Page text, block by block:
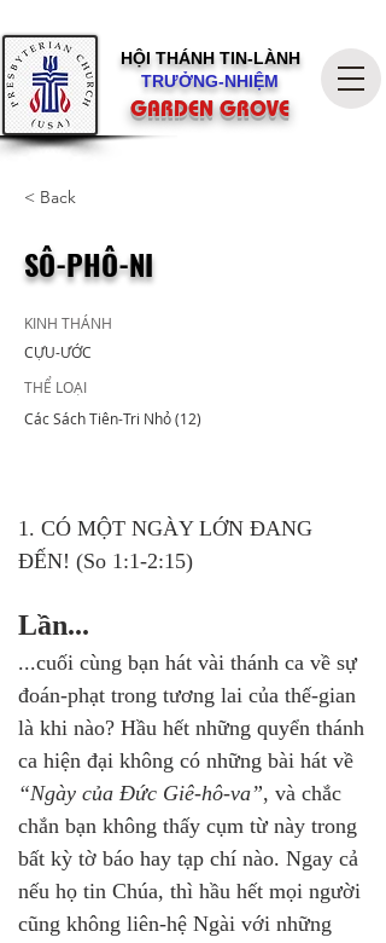
HỘI THÁNH TIN-LÀNH
TRƯỞNG-NHIỆM
GARDEN GROVE
< Back
SÔ-PHÔ-NI
KINH THÁNH
CỰU-ƯỚC
THỂ LOẠI
Các Sách Tiên-Tri Nhỏ (12)
1. CÓ MỘT NGÀY LỚN ĐANG
ĐẾN! (So 1:1-2:15)
Lần...
...cuối cùng bạn hát vài thánh ca về sự
đoán-phạt trong tương lai của thế-gian
là khi nào? Hầu hết những quyển thánh
ca hiện đại không có những bài hát về
“Ngày của Đức Giê-hô-va”, và chắc
chắn bạn không thấy cụm từ này trong
bất kỳ tờ báo hay tạp chí nào. Ngay cả
nếu họ tin Chúa, thì hầu hết mọi người
cũng không liên-hệ Ngài với những